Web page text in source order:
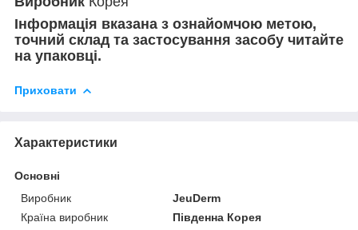
Інформація вказана з ознайомчою метою,
точний склад та застосування засобу читайте
на упаковці.
Приховати
Характеристики
Основні
Виробник
JeuDerm
Країна виробник
Південна Корея